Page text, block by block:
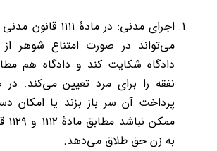
اجرای مدنی: در
می‌تواند در صورت امتناع شوهر
دادگاه شکایت کند و دادگاه هم
نفقه را برای مرد تعیین می‌کند.
پرداخت آن سر باز بزند یا امکان
به زن حق طلاق می‌دهد.